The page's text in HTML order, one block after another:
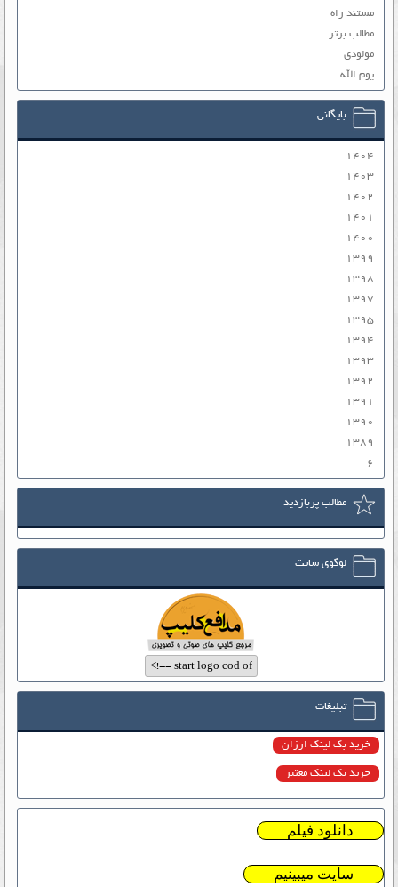
مستند راه
مطالب برتر
مولودی
یوم الله
بایگانی
۱۴۰۴
۱۴۰۳
۱۴۰۲
۱۴۰۱
۱۴۰۰
۱۳۹۹
۱۳۹۸
۱۳۹۷
۱۳۹۵
۱۳۹۴
۱۳۹۳
۱۳۹۲
۱۳۹۱
۱۳۹۰
۱۳۸۹
۶
مطالب پربازدید
لوگوی سایت
تبلیغات
خرید بک لینک ارزان
خرید بک لینک معتبر
دانلود فیلم
سایت میبینیم